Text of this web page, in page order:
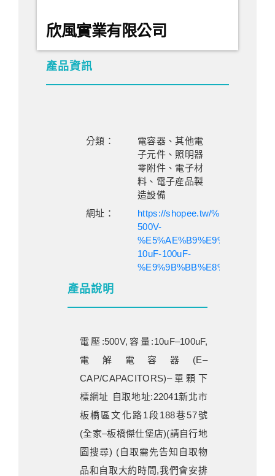
欣風實業有限公司
產品資訊
分類：
電容器、其他電
子元件、照明器
零附件、電子材
料、電子産品製
造設備
網址：
https://shopee.tw/
500V-
%E5%AE%B9%E9%87%8F-
10uF-100uF-
產品說明
電壓:500V,容量:10uF–100uF,
電解電容器(E–
CAP/CAPACITORS)–單顆下
標網址 自取地址:22041新北市
板橋區文化路1段188巷57號
(全家–板橋傑仕堡店)(請自行地
圖搜尋) (自取需先告知自取物
品和自取大約時間,我們會安排